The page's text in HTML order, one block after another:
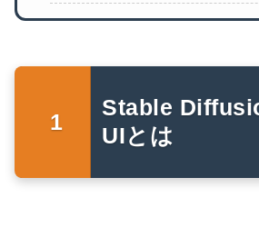
Stable
UIとは